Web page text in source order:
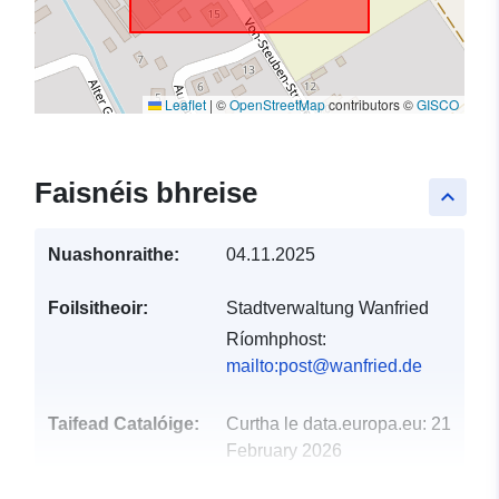
Leaflet | ©OpenStreetMapcontributors ©GISCO
keyboard_arrow_up
Faisnéis bhreise
Nuashonraithe: 04.11.2025
Foilsitheoir:
Stadtverwaltung Wanfried
Ríomhphost:
mailto:post@wanfried.de
Taifead Catalóige: Curtha le data.europa.eu: 21
February 2026